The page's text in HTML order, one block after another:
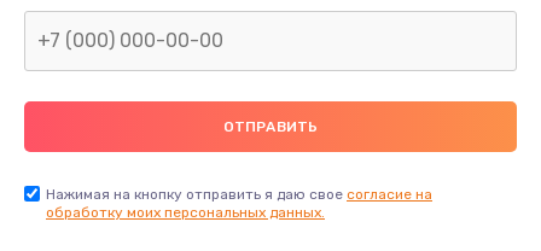
400 руб.
Заказать
Нажимая на кнопку отправить я даю свое согласие на
обработку моих персональных данных.